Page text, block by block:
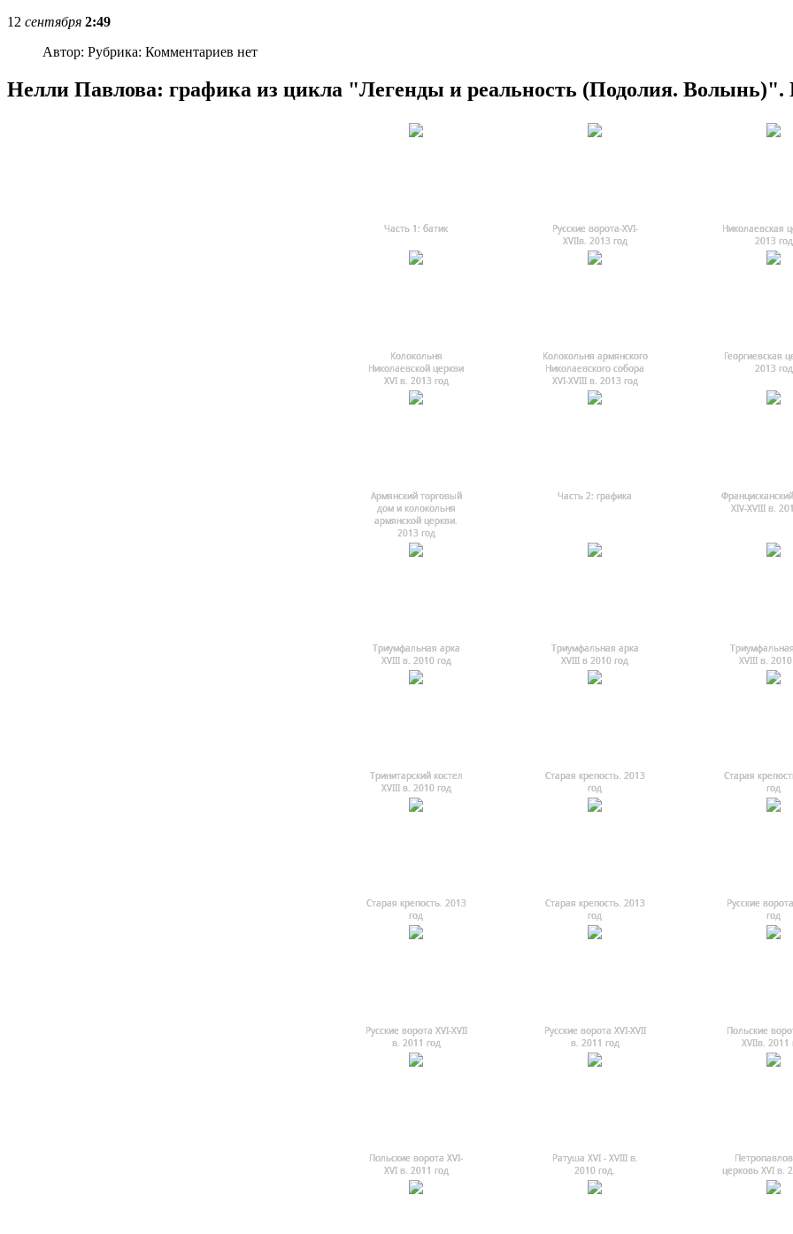
12 сентября 2:49
Автор: Рубрика: Комментариев нет
Нелли Павлова: графика из цикла "Легенды и реальность (Подолия. Волынь)".
Часть 1: батик
Русские ворота-ХVI-
ХVIIв. 2013 год
Николаевская
2013 год
Колокольня
Николаевской церкви
ХVI в. 2013 год
Колокольня армянского
Николаевского собора
ХVI-ХVIII в. 2013 год
Георгиевская
2013 год
Армянский торговый
дом и колокольня
армянской церкви.
2013 год
Часть 2: графика
ХIV-ХVIII в.
Триумфальная арка
ХVIII в. 2010 год
Триумфальная арка
ХVIII в 2010 год
ХVIII в. 2010
Тринитарский костел
ХVIII в. 2010 год
Старая крепость. 2013
год
Старая
год
Старая крепость. 2013
год
Старая крепость. 2013
год
Русские
год
Русские ворота XVI-XVII
в. 2011 год
Русские ворота XVI-XVII
в. 2011 год
Польские
XVIIв. 2011
Польские ворота XVI-
XVI в. 2011 год
Ратуша ХVI - ХVIII в.
2010 год.
церковь XVI в.